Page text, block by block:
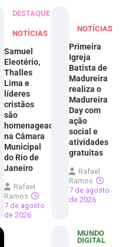
DESTAQUE
NOTÍCIAS
Samuel
Eleotério,
Thalles
Lima e
líderes
cristãos
são
homenageados
na Câmara
Municipal
do Rio de
Janeiro
Rafael
Ramos
7 de agosto
de 2026
NOTÍCIAS
Primeira
Igreja
Batista de
Madureira
realiza o
Madureira
Day com
ação
social e
atividades
gratuitas
Rafael
Ramos
7 de agosto
de 2026
MUNDO
DIGITAL